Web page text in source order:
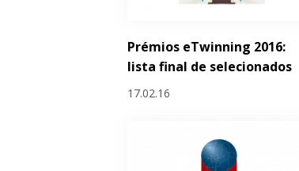
Prémios eTwinning 2016:
lista final de selecionados
17.02.16